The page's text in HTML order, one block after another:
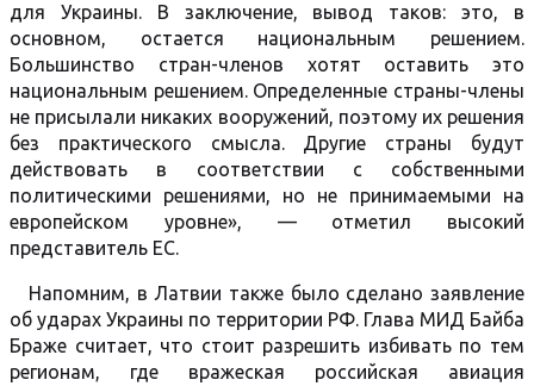
для Украины. В заключение, вывод таков: это, в
основном, остается национальным решением.
Большинство стран-членов хотят оставить это
национальным решением. Определенные страны-члены
не присылали никаких вооружений, поэтому их решения
без практического смысла. Другие страны будут
действовать в соответствии с собственными
политическими решениями, но не принимаемыми на
европейском уровне», — отметил высокий
представитель ЕС.
Напомним, в Латвии также было сделано заявление
об ударах Украины по территории РФ. Глава МИД Байба
Браже считает, что стоит разрешить избивать по тем
регионам, где вражеская российская авиация